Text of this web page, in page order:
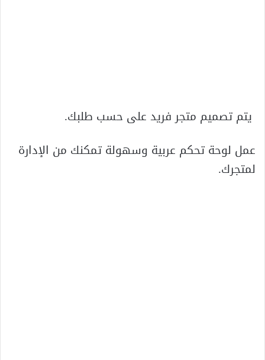
يتم تصميم متجر فريد على حسب طلبك.
عمل لوحة تحكم عربية وسهولة تمكنك من الإدارة
لمتجرك.